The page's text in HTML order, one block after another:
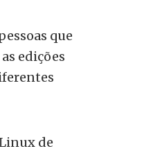
que
edições
de